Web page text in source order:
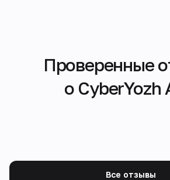
Проверенные
о CyberYozh
Все отзывы